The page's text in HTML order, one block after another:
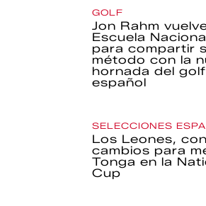
GOLF
Jon Rahm
Escuela
para compartir
método con la
hornada del golf
español
SELECCIONES
Los Leones,
cambios para
Tonga en la
Cup